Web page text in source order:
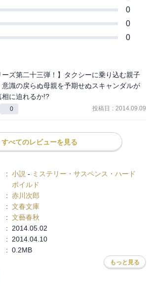
0
0
0
ーズ第二十三弾！】タクシーに乗り込む親子
識の戻らぬ母親を予期せぬスキャンダルが
に迫れるか!?
0 投稿日 : 2014.09.09
すべてのレビューを見る
: 小説 - ミステリー・サスペンス・ハード
ボイルド
: 赤川次郎
: 文春文庫
: 文藝春秋
:
2014.05.02
:
2014.04.10
: 0.2MB
もっと見る